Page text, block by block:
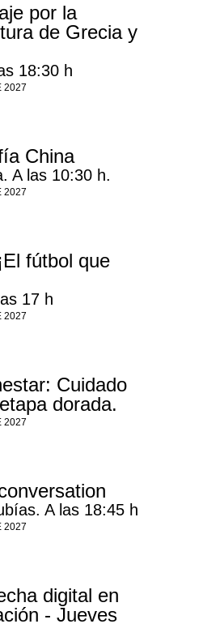
por la
de Grecia y
18:30 h
2027
China
A las 10:30 h.
2027
fútbol que
17 h
2027
Cuidado
dorada.
2027
A las 18:45 h
2027
digital en
- Jueves